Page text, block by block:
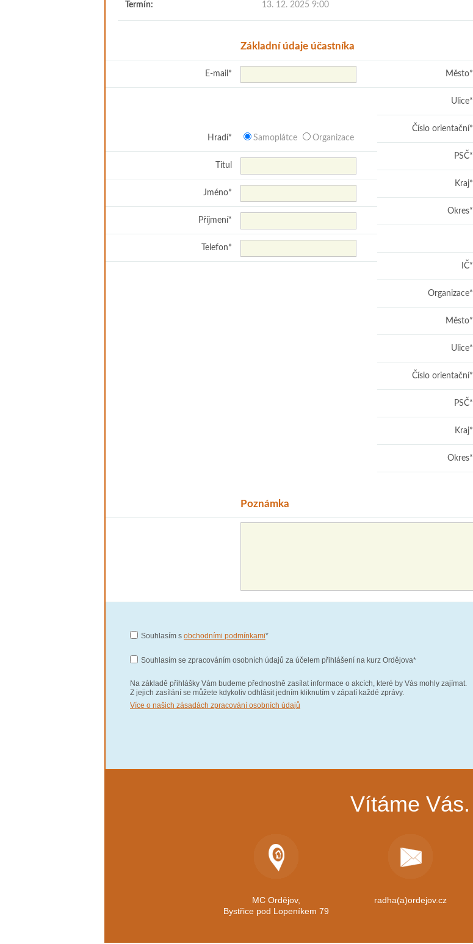
Termín: 13. 12. 2025 9:00
Základní údaje účastníka
E-mail *
Hradí* Samoplátce Organizace
Titul
Jméno*
Příjmení*
Telefon*
Město*
Ulice*
Číslo orientační*
PSČ*
Kraj*
Okres*
IČ*
Organizace*
Město*
Ulice*
Číslo orientační*
PSČ*
Kraj*
Okres*
Poznámka
Souhlasím s obchodními podmínkami*
Souhlasím se zpracováním osobních údajů za účelem přihlášení na kurz Ordějova*
Na základě přihlášky Vám budeme přednostně zasílat informace o akcích, které by Vás mohly zajímat.
Z jejich zasílání se můžete kdykoliv odhlásit jedním kliknutím v zápatí každé zprávy.
Více o našich zásadách zpracování osobních údajů
Vítáme Vás.
MC Ordějov,
Bystřice pod Lopeníkem 79
radha(a)ordejov.cz